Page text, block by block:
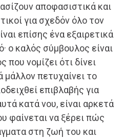
αποφασιστικά και
για σχεδόν όλο τον
επίσης ένα εξαιρετικά
ο καλός σύμβουλος είναι
νομίζει ότι δίνει
πετυχαίνει το
επιβλαβής για
κατά νου, είναι αρκετά
φαίνεται να ξέρει πώς
στη ζωή του και